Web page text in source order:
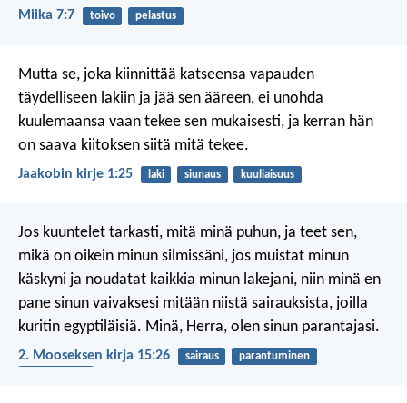
Miika 7:7 toivo pelastus
Mutta se, joka kiinnittää katseensa vapauden
täydelliseen lakiin ja jää sen ääreen, ei unohda
kuulemaansa vaan tekee sen mukaisesti, ja kerran hän
on saava kiitoksen siitä mitä tekee.
Jaakobin kirje 1:25 laki siunaus kuuliaisuus
Jos kuuntelet tarkasti, mitä minä puhun, ja teet sen,
mikä on oikein minun silmissäni, jos muistat minun
käskyni ja noudatat kaikkia minun lakejani, niin minä en
pane sinun vaivaksesi mitään niistä sairauksista, joilla
kuritin egyptiläisiä. Minä, Herra, olen sinun parantajasi.
2. Mooseksen kirja 15:26 sairaus
parantuminen